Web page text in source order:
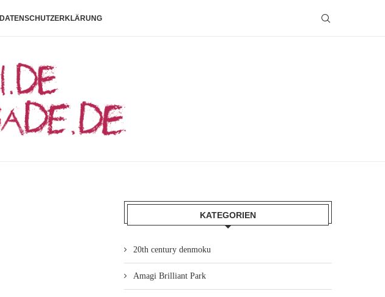
DATENSCHUTZERKLÄRUNG
KATEGORIEN
20th century denmoku
Amagi Brilliant Park